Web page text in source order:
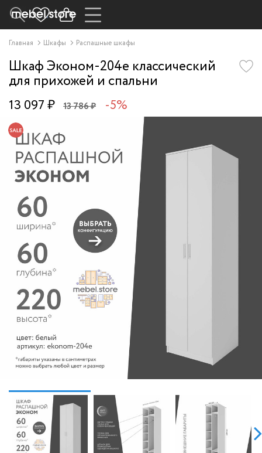
Главная Шкафы Распашные шкафы
Шкаф Эконом-204e классический
для прихожей и спальни
13 097 ₽ 13 786 ₽ -5%